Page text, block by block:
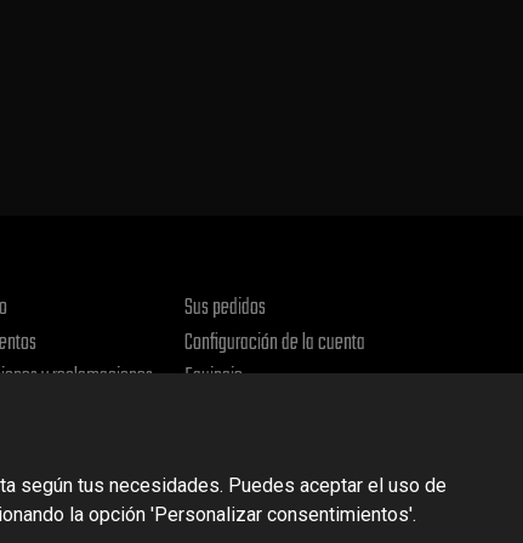
y reclamaciones
Sus pedidos
Configuración de la cuenta
Equipaje
según tus necesidades. Puedes aceptar el uso de
la opción 'Personalizar consentimientos'.